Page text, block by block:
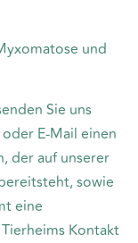
und
Sie uns
E-Mail einen
der auf unserer
sowie
eine
Kontakt